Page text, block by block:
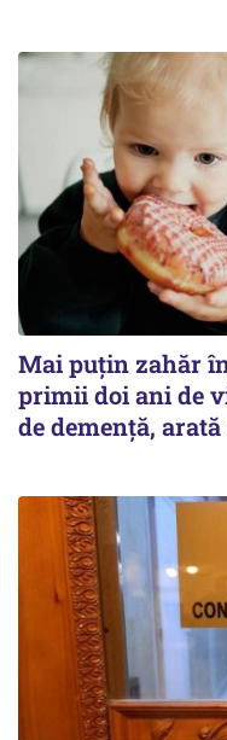
Mai puțin zahăr
primii doi ani de
de demență,